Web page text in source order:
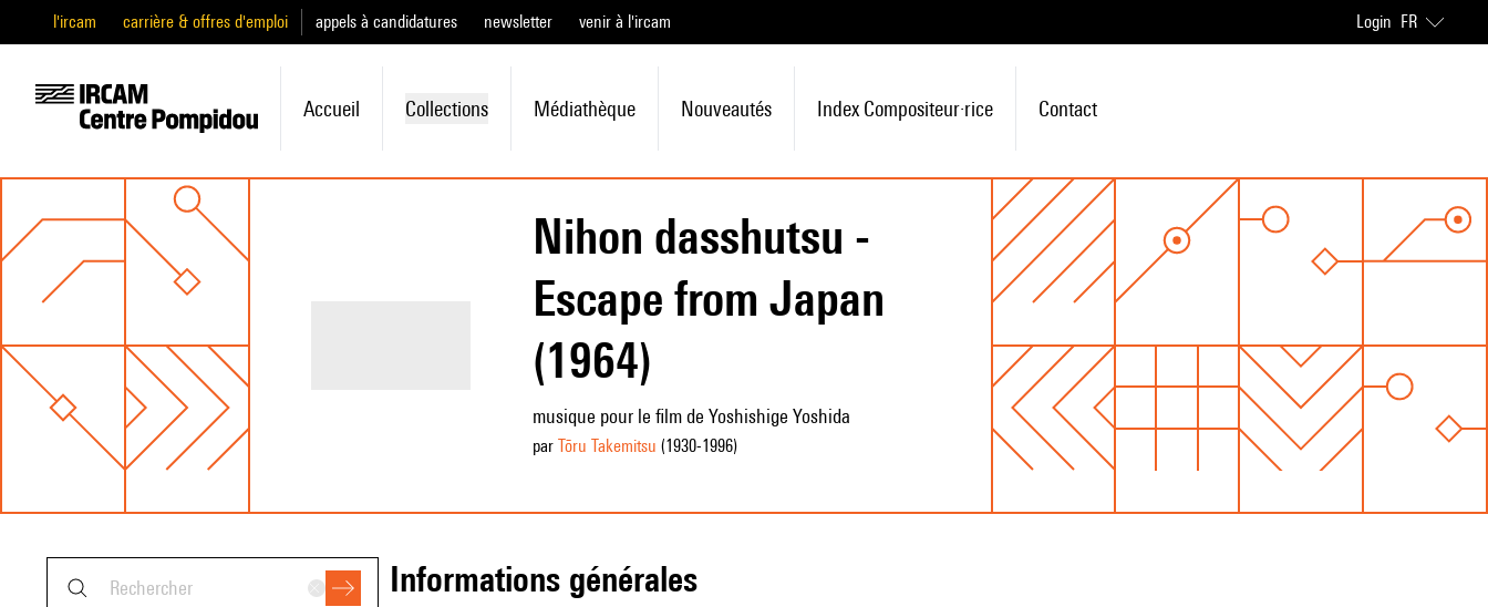
l'ircam carrière & offres d'emploi appels à candidatures newsletter venir à l'ircam Login FR
Accueil Collections Médiathèque Nouveautés Index Compositeur·rice Contact
Nihon dasshutsu -
Escape from Japan
(1964)
musique pour le film de Yoshishige Yoshida
par Tōru Takemitsu (1930-1996)
informations générales